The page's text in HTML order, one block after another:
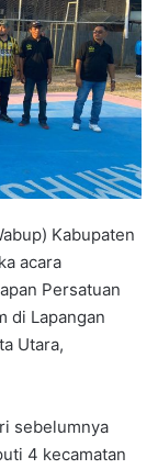
Kabupaten
acara
Persatuan
di Lapangan
Utara,
sebelumnya
4 kecamatan